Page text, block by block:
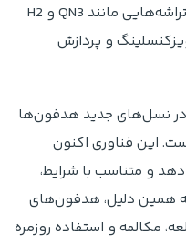
تراشه‌های پردازشی پیشرفته‌تر است. تراشه‌هایی مانند QN3 و H2
و پردازش
فعال یا ANC در نسل‌های جدید هدفون‌ها
این فناوری اکنون
و متناسب با شرایط،
همین دلیل، هدفون‌های
مکالمه و استفاده روزمره